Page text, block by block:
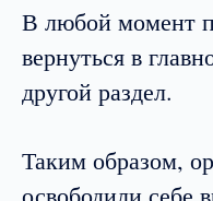
В любой момент
вернуться в
другой раздел.
Таким образом,